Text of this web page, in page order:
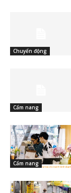
Chuyển động
Cẩm nang
Cẩm nang